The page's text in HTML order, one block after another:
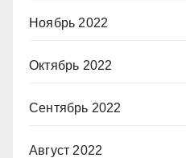
Ноябрь 2022
Октябрь 2022
Сентябрь 2022
Август 2022